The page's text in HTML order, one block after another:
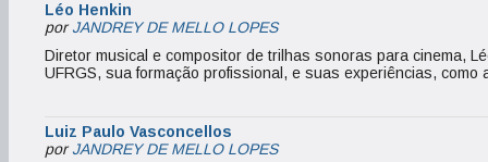
Léo Henkin
porJANDREY DE MELLO LOPES
Diretor musical e compositor de trilhas sonoras para cinema,
UFRGS, sua formação profissional, e suas experiências,
Luiz Paulo Vasconcellos
porJANDREY DE MELLO LOPES